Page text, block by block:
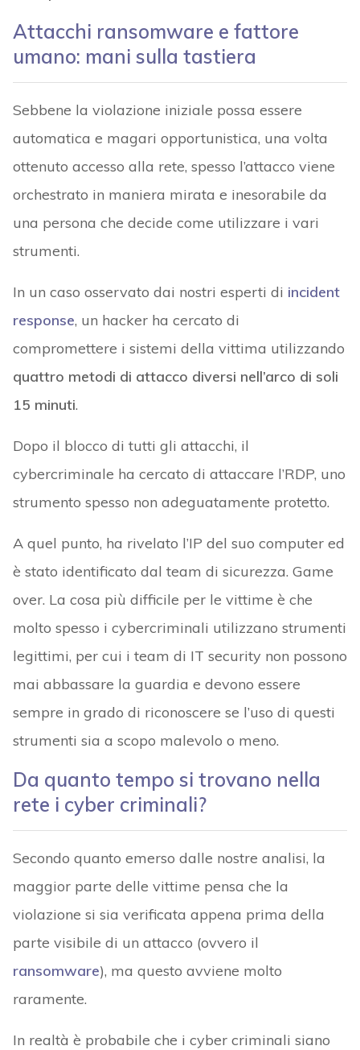
Attacchi ransomware e fattore
umano: mani sulla tastiera
Sebbene la violazione iniziale possa essere
automatica e magari opportunistica, una volta
ottenuto accesso alla rete, spesso l’attacco viene
orchestrato in maniera mirata e inesorabile da
una persona che decide come utilizzare i vari
strumenti.
In un caso osservato dai nostri esperti di incident
response, un hacker ha cercato di
compromettere i sistemi della vittima utilizzando
quattro metodi di attacco diversi nell’arco di soli
15 minuti.
Dopo il blocco di tutti gli attacchi, il
cybercriminale ha cercato di attaccare l’RDP, uno
strumento spesso non adeguatamente protetto.
A quel punto, ha rivelato l’IP del suo computer ed
è stato identificato dal team di sicurezza. Game
over. La cosa più difficile per le vittime è che
molto spesso i cybercriminali utilizzano strumenti
legittimi, per cui i team di IT security non possono
mai abbassare la guardia e devono essere
sempre in grado di riconoscere se l’uso di questi
strumenti sia a scopo malevolo o meno.
Da quanto tempo si trovano nella
rete i cyber criminali?
Secondo quanto emerso dalle nostre analisi, la
maggior parte delle vittime pensa che la
violazione si sia verificata appena prima della
parte visibile di un attacco (ovvero il
ransomware), ma questo avviene molto
raramente.
In realtà è probabile che i cyber criminali siano